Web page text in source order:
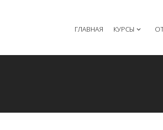
mail@institutsmolnyj.ru
ГЛАВНАЯ КУРСЫ